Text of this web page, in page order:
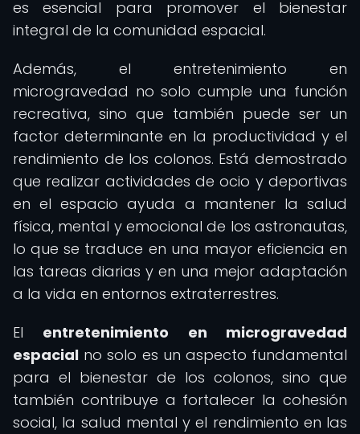
es esencial para promover el bienestar
integral de la comunidad espacial.
Además, el entretenimiento en
microgravedad no solo cumple una función
recreativa, sino que también puede ser un
factor determinante en la productividad y el
rendimiento de los colonos. Está demostrado
que realizar actividades de ocio y deportivas
en el espacio ayuda a mantener la salud
física, mental y emocional de los astronautas,
lo que se traduce en una mayor eficiencia en
las tareas diarias y en una mejor adaptación
a la vida en entornos extraterrestres.
El entretenimiento en microgravedad
espacial no solo es un aspecto fundamental
para el bienestar de los colonos, sino que
también contribuye a fortalecer la cohesión
social, la salud mental y el rendimiento en las